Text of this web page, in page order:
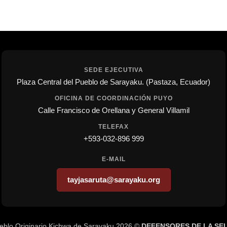
SEDE EJECUTIVA
Plaza Central del Pueblo de Sarayaku. (Pastaza, Ecuador)
OFICINA DE COORDINACIÓN PUYO
Calle Francisco de Orellana y General Villamil
TELEFAX
+593-032-896 999
E-MAIL
tayjasaruta@sarayaku.org